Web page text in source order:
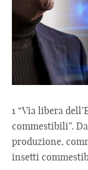
1 “Via libera
commestibili”.
produzione,
insetti